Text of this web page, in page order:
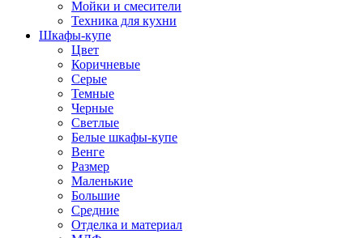
Мойки и смесители
Техника для кухни
Шкафы-купе
Цвет
Коричневые
Серые
Темные
Черные
Светлые
Белые шкафы-купе
Венге
Размер
Маленькие
Большие
Средние
Отделка и материал